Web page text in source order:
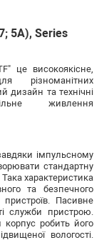
5А), Series
це високоякісне,
різноманітних
дизайн та технічні
живлення
імпульсному
стандартну
Така характеристика
та безпечного
пристроїв. Пасивне
служби пристрою.
робить його
вологості.